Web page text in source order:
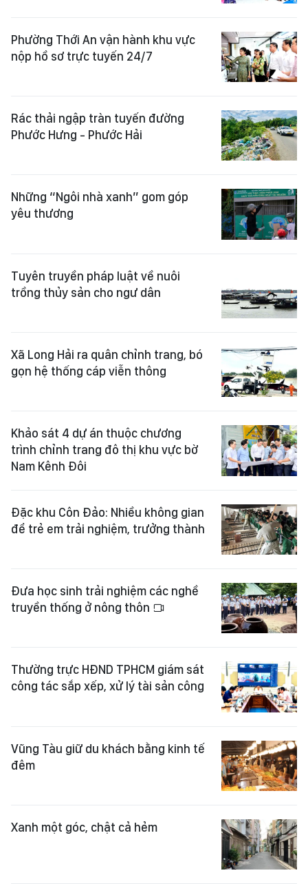
Phường Thới An vận hành khu vực
nộp hồ sơ trực tuyến 24/7
Rác thải ngập tràn tuyến đường
Phước Hưng - Phước Hải
Những “Ngôi nhà xanh” gom góp
yêu thương
Tuyên truyền pháp luật về nuôi
trồng thủy sản cho ngư dân
Xã Long Hải ra quân chỉnh trang, bó
gọn hệ thống cáp viễn thông
Khảo sát 4 dự án thuộc chương
trình chỉnh trang đô thị khu vực bờ
Nam Kênh Đôi
Đặc khu Côn Đảo: Nhiều không gian
để trẻ em trải nghiệm, trưởng thành
Đưa học sinh trải nghiệm các nghề
truyền thống ở nông thôn
Thường trực HĐND TPHCM giám sát
công tác sắp xếp, xử lý tài sản công
Vũng Tàu giữ du khách bằng kinh tế
đêm
Xanh một góc, chật cả hẻm